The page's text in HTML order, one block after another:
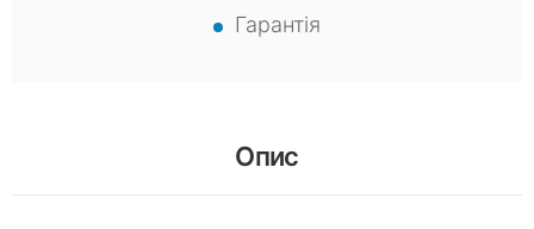
Гарантія
Опис